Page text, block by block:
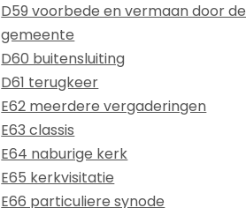
D59 voorbede en vermaan door de
gemeente
D60 buitensluiting
D61 terugkeer
E62 meerdere vergaderingen
E63 classis
E64 naburige kerk
E65 kerkvisitatie
E66 particuliere synode